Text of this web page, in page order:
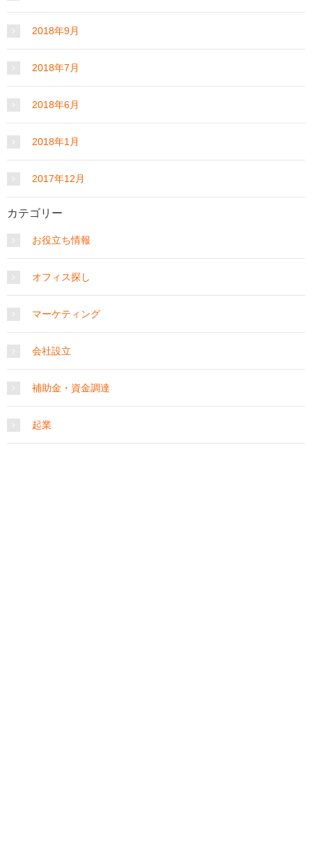
2018年9月
2018年7月
2018年6月
2018年1月
2017年12月
カテゴリー
お役立ち情報
オフィス探し
マーケティング
会社設立
補助金・資金調達
起業